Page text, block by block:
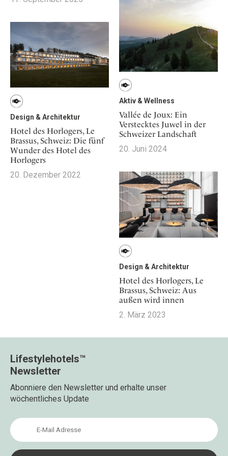
Österreich
Portugal
Schweden
Spanien
Schweiz
USA
Our Story
Career
Adventkalender
Aktiv & Wellness
Vallée de Joux: Ein
Verstecktes Juwel in der
Schweizer Landschaft
20. Juni 2024
Design & Architektur
Hotel des Horlogers, Le
Brassus, Schweiz: Die fünf
Wunder des Hotel des
Horlogers
20. Dezember 2022
Design & Architektur
Hotel des Horlogers, Le
Brassus, Schweiz: Aus
außen wird innen
2. März 2023
Lifestylehotels™
Newsletter
Abonniere den Newsletter und erhalte unser
wöchentliches Update